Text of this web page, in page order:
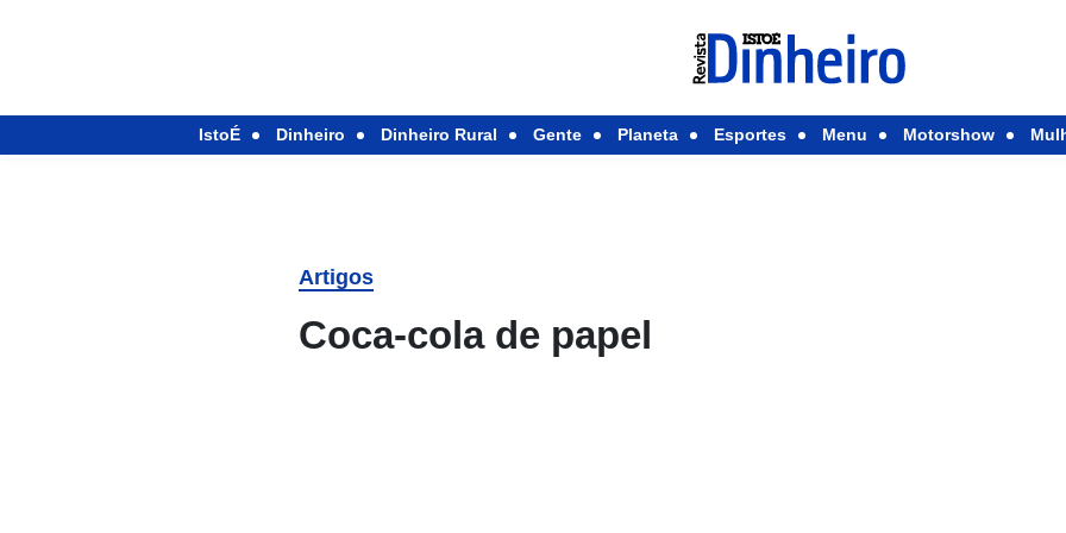
IstoÉ Dinheiro Dinheiro Rural Gente Planeta Esportes Menu Motorshow
Artigos
Coca-cola de papel